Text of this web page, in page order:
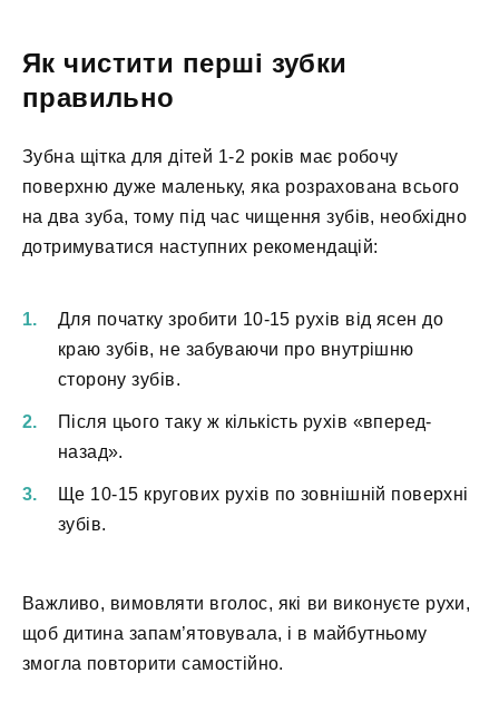
Як чистити перші зубки
правильно
Зубна щітка для дітей 1-2 років має робочу
поверхню дуже маленьку, яка розрахована всього
на два зуба, тому під час чищення зубів, необхідно
дотримуватися наступних рекомендацій:
Для початку зробити 10-15 рухів від ясен до
краю зубів, не забуваючи про внутрішню
сторону зубів.
Після цього таку ж кількість рухів «вперед-
назад».
Ще 10-15 кругових рухів по зовнішній поверхні
зубів.
Важливо, вимовляти вголос, які ви виконуєте рухи,
щоб дитина запам’ятовувала, і в майбутньому
змогла повторити самостійно.